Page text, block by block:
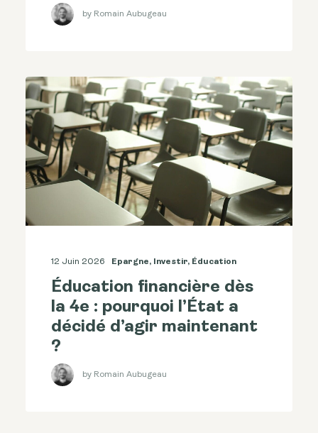
by Romain Aubugeau
12 Juin 2026 Epargne, Investir, Éducation
Éducation financière dès
la 4e : pourquoi l’État a
décidé d’agir maintenant
?
by Romain Aubugeau